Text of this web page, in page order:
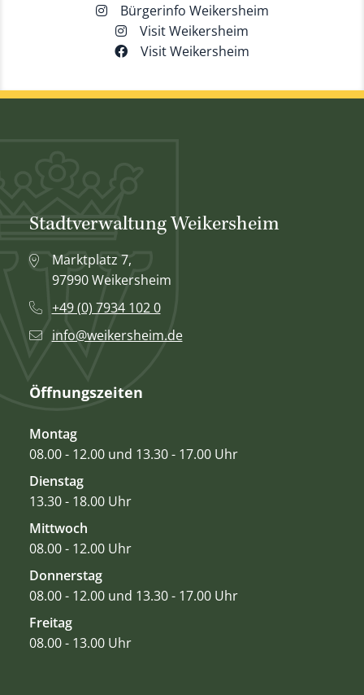
Bürgerinfo Weikersheim
Visit Weikersheim
Visit Weikersheim
Stadtverwaltung Weikersheim
Marktplatz 7,
97990 Weikersheim
+49 (0) 7934 102 0
info@weikersheim.de
Öffnungszeiten
Montag
08.00 - 12.00 und 13.30 - 17.00 Uhr
Dienstag
13.30 - 18.00 Uhr
Mittwoch
08.00 - 12.00 Uhr
Donnerstag
08.00 - 12.00 und 13.30 - 17.00 Uhr
Freitag
08.00 - 13.00 Uhr